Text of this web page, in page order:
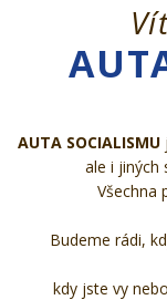
AUTA SOCIALISMU
ale i jiných
Všechna
Budeme rádi,
kdy jste vy